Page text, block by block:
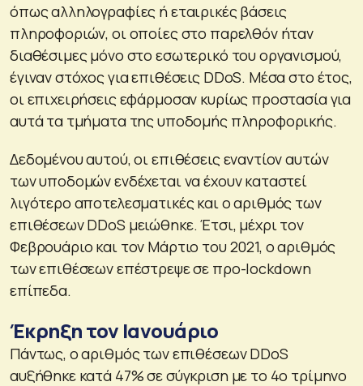
όπως αλληλογραφίες ή εταιρικές βάσεις
πληροφοριών, οι οποίες στο παρελθόν ήταν
διαθέσιμες μόνο στο εσωτερικό του οργανισμού,
έγιναν στόχος για επιθέσεις DDoS. Μέσα στο έτος,
οι επιχειρήσεις εφάρμοσαν κυρίως προστασία για
αυτά τα τμήματα της υποδομής πληροφορικής.
Δεδομένου αυτού, οι επιθέσεις εναντίον αυτών
των υποδομών ενδέχεται να έχουν καταστεί
λιγότερο αποτελεσματικές και ο αριθμός των
επιθέσεων DDoS μειώθηκε. Έτσι, μέχρι τον
Φεβρουάριο και τον Μάρτιο του 2021, ο αριθμός
των επιθέσεων επέστρεψε σε προ-lockdown
επίπεδα.
Έκρηξη τον Ιανουάριο
Πάντως, ο αριθμός των επιθέσεων DDoS
αυξήθηκε κατά 47% σε σύγκριση με το 4ο τρίμηνο